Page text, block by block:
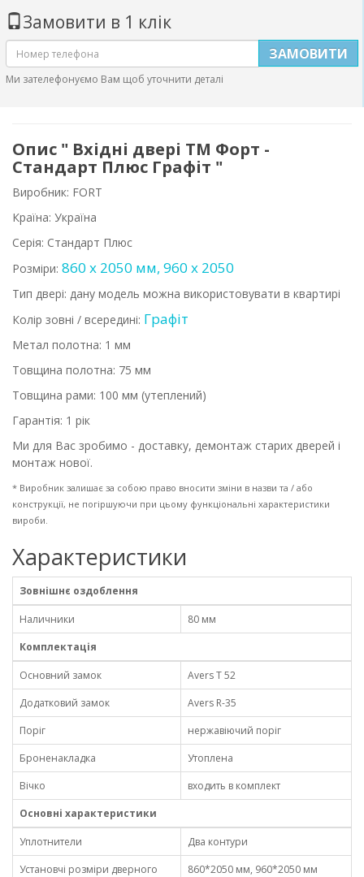
Замовити в 1 клік
ЗАМОВИТИ
Ми зателефонуємо Вам щоб уточнити деталі
Опис " Вхідні двері ТМ Форт -
Стандарт Плюс Графіт "
Виробник: FORT
Країна: Україна
Серія: Стандарт Плюс
Розміри: 860 х 2050 мм, 960 х 2050
Тип двері: дану модель можна використовувати в квартирі
Колір зовні / всередині: Графіт
Метал полотна: 1 мм
Товщина полотна: 75 мм
Товщина рами: 100 мм (утеплений)
Гарантія: 1 рік
Ми для Вас зробимо - доставку, демонтаж старих дверей і
монтаж нової.
* Виробник залишає за собою право вносити зміни в назви та / або
конструкції, не погіршуючи при цьому функціональні характеристики
вироби.
Характеристики
Зовнішнє оздоблення
Наличники
80 мм
Комплектація
Основний замок
Avers Т 52
Додатковий замок
Avers R-35
Поріг
нержавіючий поріг
Броненакладка
Утоплена
Вічко
входить в комплект
Основні характеристики
Уплотнители
Два контури
Установчі розміри дверного
860*2050 мм, 960*2050 мм